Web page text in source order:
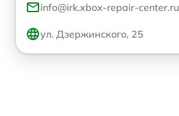
info@irk.xbox-repair-center.ru
ул. Дзержинского, 25